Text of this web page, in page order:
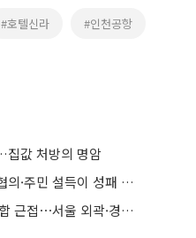
#호텔신라 #인천공항
집값 처방의 명암
정부 공급카드 임박…서울시 협의·주민 설득이 성패 가른다
강남·서초 아파트값 오름폭 보합 근접⋯서울 외곽·경기 남부 중심 매수세